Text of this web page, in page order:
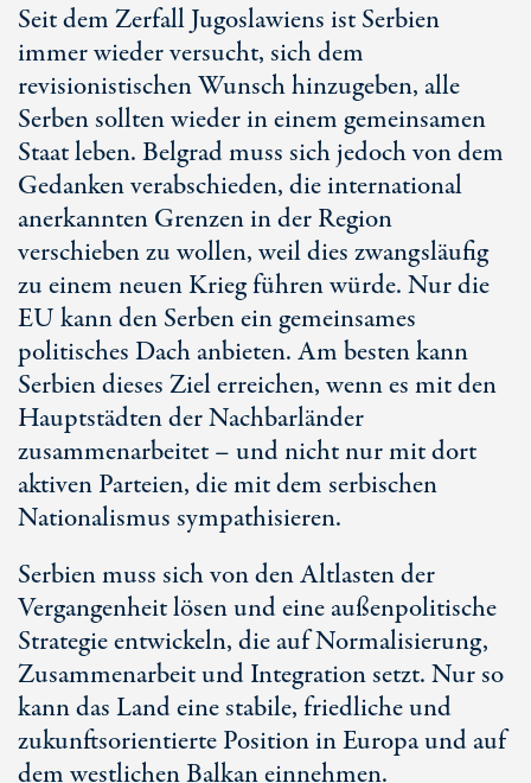
Seit dem Zerfall Jugoslawiens ist Serbien
immer wieder versucht, sich dem
revisionistischen Wunsch hinzugeben, alle
Serben sollten wieder in einem gemeinsamen
Staat leben. Belgrad muss sich jedoch von dem
Gedanken verabschieden, die international
anerkannten Grenzen in der Region
verschieben zu wollen, weil dies zwangsläufig
zu einem neuen Krieg führen würde. Nur die
EU kann den Serben ein gemeinsames
politisches Dach anbieten. Am besten kann
Serbien dieses Ziel erreichen, wenn es mit den
Hauptstädten der Nachbarländer
zusammenarbeitet – und nicht nur mit dort
aktiven Parteien, die mit dem serbischen
Nationalismus sympathisieren.
Serbien muss sich von den Altlasten der
Vergangenheit lösen und eine außenpolitische
Strategie entwickeln, die auf Normalisierung,
Zusammenarbeit und Integration setzt. Nur so
kann das Land eine stabile, friedliche und
zukunftsorientierte Position in Europa und auf
dem westlichen Balkan einnehmen.